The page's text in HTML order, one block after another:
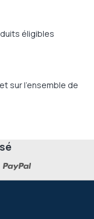
éligibles
sur l'ensemble de